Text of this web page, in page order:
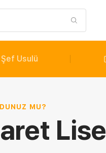
Şef Usulü
MU?